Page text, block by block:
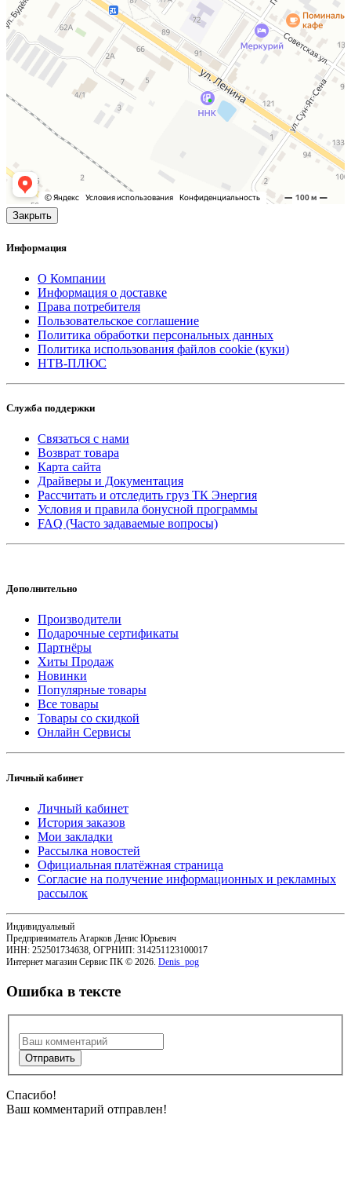
Закрыть
Информация
О Компании
Информация о доставке
Права потребителя
Пользовательское соглашение
Политика обработки персональных данных
Политика использования файлов cookie (куки)
НТВ-ПЛЮС
Служба поддержки
Связаться с нами
Возврат товара
Карта сайта
Драйверы и Документация
Рассчитать и отследить груз ТК Энергия
Условия и правила бонусной программы
FAQ (Часто задаваемые вопросы)
Дополнительно
Производители
Подарочные сертификаты
Партнёры
Хиты Продаж
Новинки
Популярные товары
Все товары
Товары со скидкой
Онлайн Сервисы
Личный кабинет
Личный кабинет
История заказов
Мои закладки
Рассылка новостей
Официальная платёжная страница
Согласие на получение информационных и рекламных
рассылок
Индивидуальный
Предприниматель Агарков Денис Юрьевич
ИНН: 252501734638, ОГРНИП: 314251123100017
Интернет магазин Сервис ПК © 2026. Denis_pog
Ошибка в тексте
Спасибо!
Ваш комментарий отправлен!